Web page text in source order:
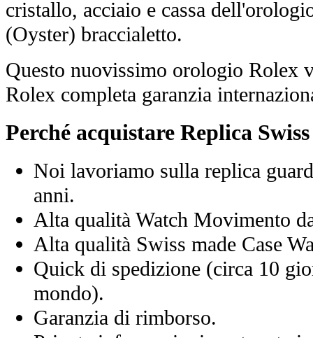
cristallo, acciaio e cassa
(Oyster) braccialetto.
Questo nuovissimo orologio Rolex
Rolex completa garanzia
Perché acquistare Replica
Noi lavoriamo sulla replica
anni.
Alta qualità Watch Movimento
Alta qualità Swiss made Case
Quick di spedizione (circa 10
mondo).
Garanzia di rimborso.